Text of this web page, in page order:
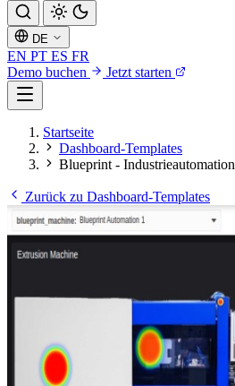
DE
EN PT ES FR
Demo buchen
Jetzt starten
Startseite
Dashboard-Templates
Blueprint - Industrieautomation
Zurück zu Dashboard-Templates